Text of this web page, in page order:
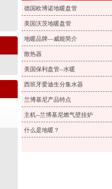
德国欧博诺地暖盘管
美国沃茨地暖盘管
地暖品牌—威能简介
散热器
美国保利盘管--水暖
西班牙爱迪生分集水器
兰博基尼产品特点
主机--兰博基尼燃气壁挂炉
什么是地暖？